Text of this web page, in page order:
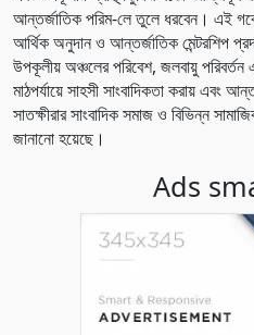
আন্তর্জাতিক পরিম-লে তুলে ধরবেন। এই
আর্থিক অনুদান ও আন্তর্জাতিক মেন্টরশিপ
উপকূলীয় অঞ্চলের পরিবেশ, জলবায়ু পরিবর্তন
মাঠপর্যায়ে সাহসী সাংবাদিকতা করায় এবং
সাতক্ষীরার সাংবাদিক সমাজ ও বিভিন্ন
জানানো হয়েছে।
Ads